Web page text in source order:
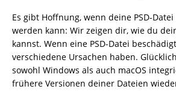
Es gibt Hoffnung, wenn deine PSD-
werden kann: Wir zeigen dir, wie du
kannst. Wenn eine PSD-Datei
verschiedene Ursachen haben.
sowohl Windows als auch macOS
frühere Versionen deiner Dateien